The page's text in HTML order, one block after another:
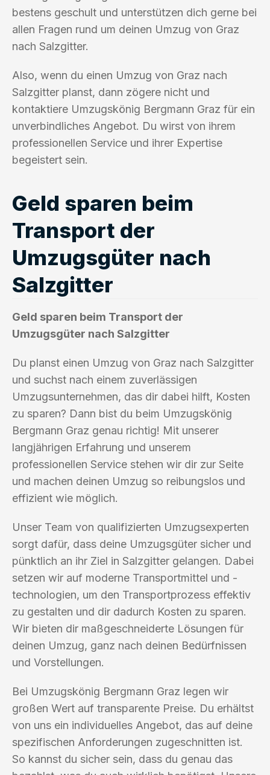
bestens geschult und unterstützen dich gerne bei
allen Fragen rund um deinen Umzug von Graz
nach Salzgitter.
Also, wenn du einen Umzug von Graz nach
Salzgitter planst, dann zögere nicht und
kontaktiere Umzugskönig Bergmann Graz für ein
unverbindliches Angebot. Du wirst von ihrem
professionellen Service und ihrer Expertise
begeistert sein.
Geld sparen beim
Transport der
Umzugsgüter nach
Salzgitter
Geld sparen beim Transport der
Umzugsgüter nach Salzgitter
Du planst einen Umzug von Graz nach Salzgitter
und suchst nach einem zuverlässigen
Umzugsunternehmen, das dir dabei hilft, Kosten
zu sparen? Dann bist du beim Umzugskönig
Bergmann Graz genau richtig! Mit unserer
langjährigen Erfahrung und unserem
professionellen Service stehen wir dir zur Seite
und machen deinen Umzug so reibungslos und
effizient wie möglich.
Unser Team von qualifizierten Umzugsexperten
sorgt dafür, dass deine Umzugsgüter sicher und
pünktlich an ihr Ziel in Salzgitter gelangen. Dabei
setzen wir auf moderne Transportmittel und -
technologien, um den Transportprozess effektiv
zu gestalten und dir dadurch Kosten zu sparen.
Wir bieten dir maßgeschneiderte Lösungen für
deinen Umzug, ganz nach deinen Bedürfnissen
und Vorstellungen.
Bei Umzugskönig Bergmann Graz legen wir
großen Wert auf transparente Preise. Du erhältst
von uns ein individuelles Angebot, das auf deine
spezifischen Anforderungen zugeschnitten ist.
So kannst du sicher sein, dass du genau das